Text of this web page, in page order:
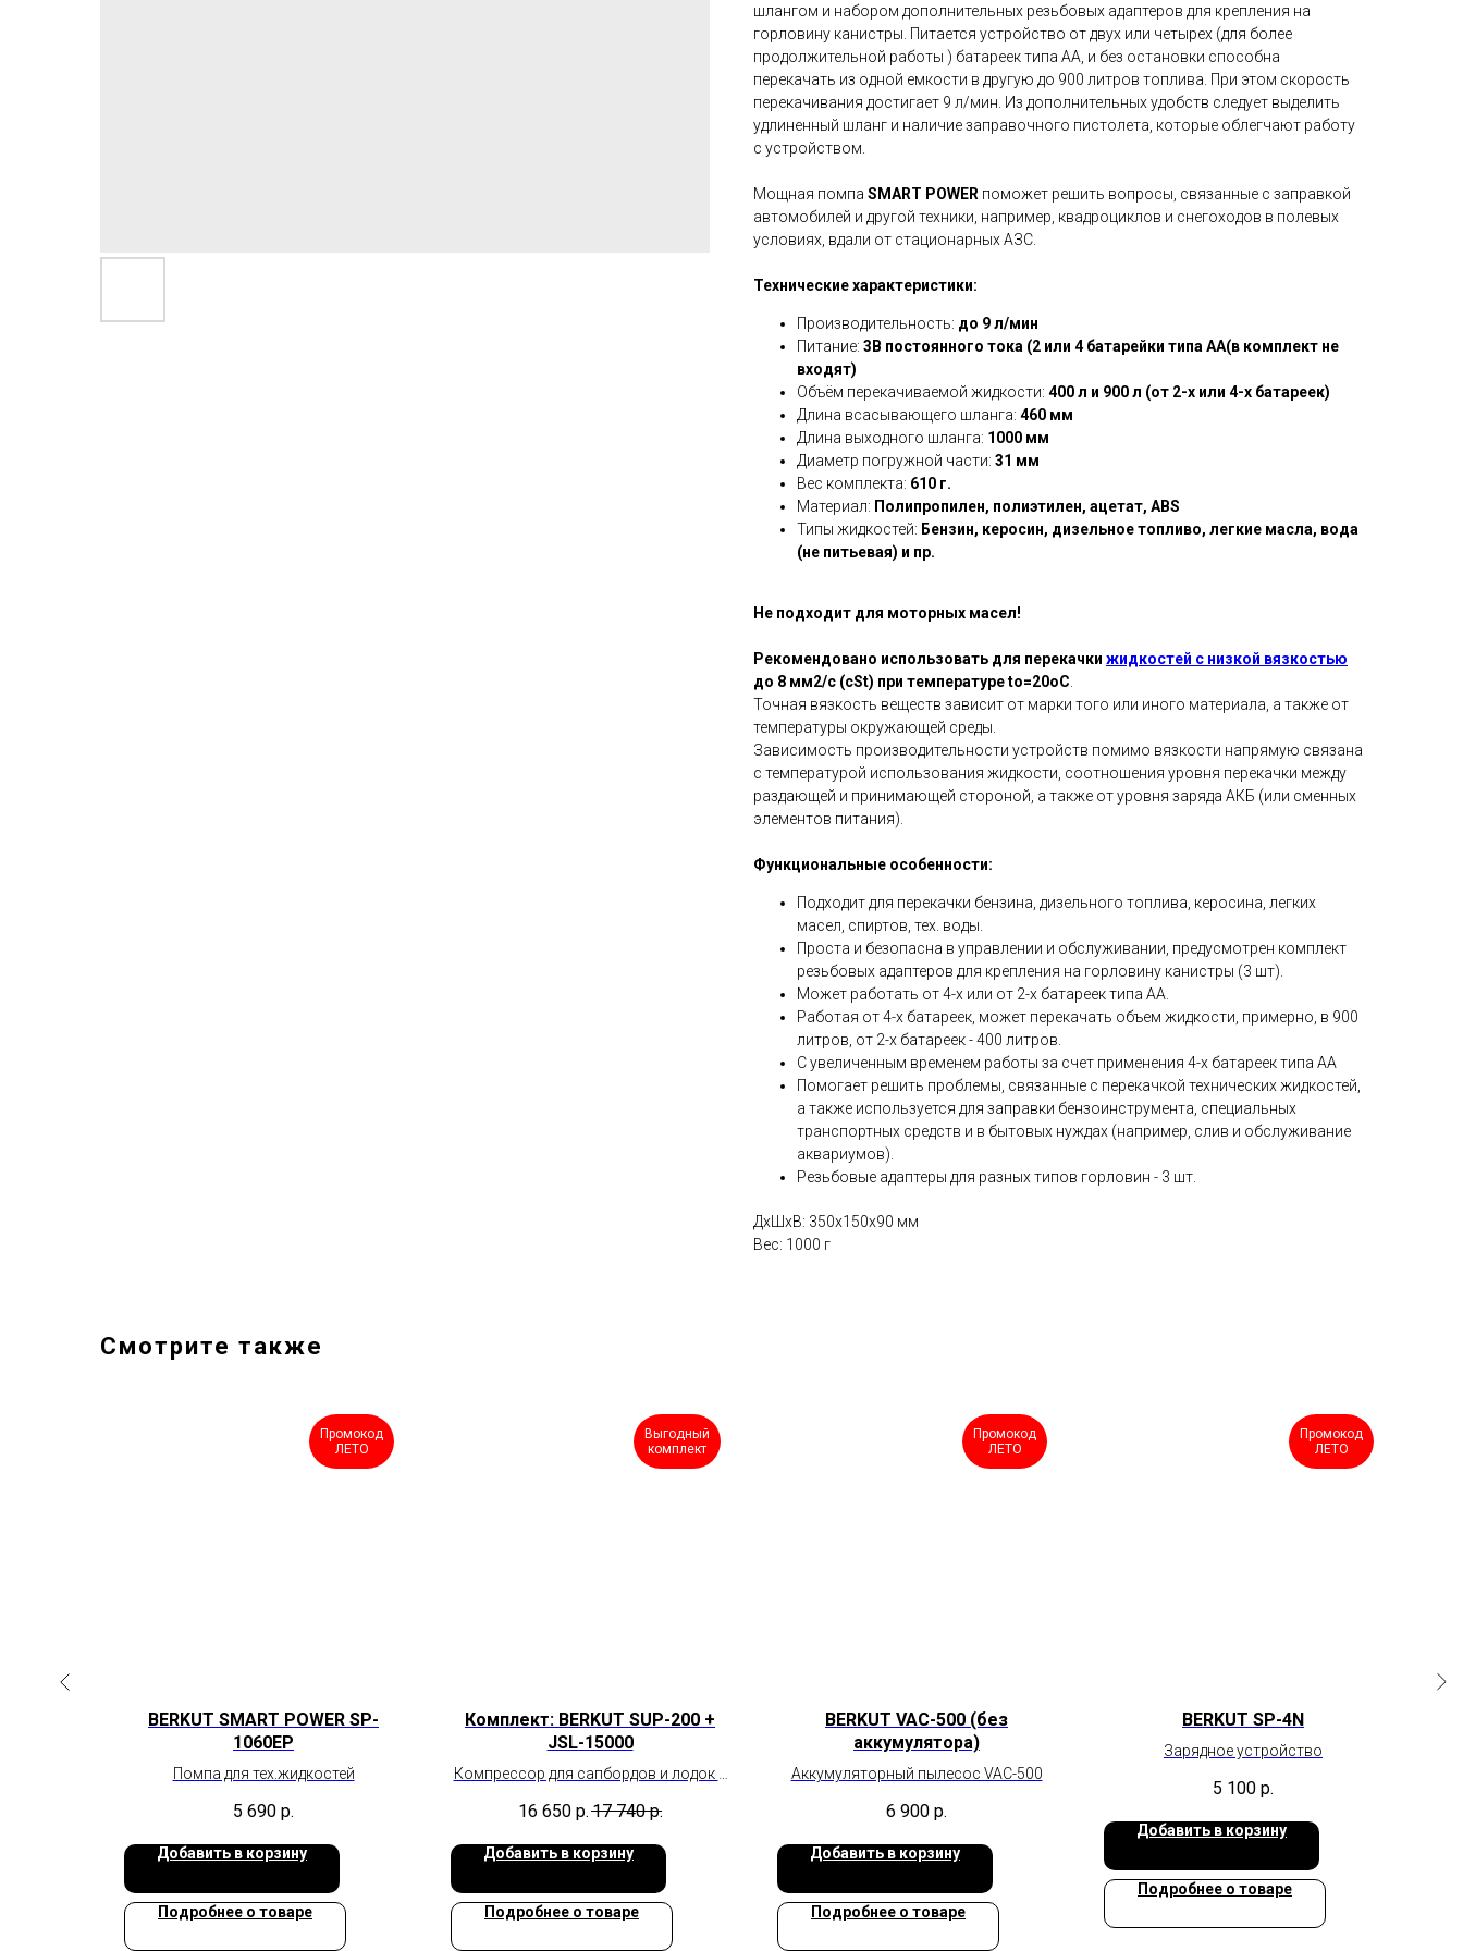
шлангом и набором дополнительных резьбовых адаптеров для крепления на
горловину канистры. Питается устройство от двух или четырех (для более
продолжительной работы ) батареек типа AA, и без остановки способна
перекачать из одной емкости в другую до 900 литров топлива. При этом скорость
перекачивания достигает 9 л/мин. Из дополнительных удобств следует выделить
удлиненный шланг и наличие заправочного пистолета, которые облегчают работу
с устройством.
Мощная помпа SMART POWER поможет решить вопросы, связанные с заправкой
автомобилей и другой техники, например, квадроциклов и снегоходов в полевых
условиях, вдали от стационарных АЗС.
Технические характеристики:
Производительность: до 9 л/мин
Питание: 3В постоянного тока (2 или 4 батарейки типа AA(в комплект не
входят)
Объём перекачиваемой жидкости: 400 л и 900 л (от 2-x или 4-x батареек)
Длина всасывающего шланга: 460 мм
Длина выходного шланга: 1000 мм
Диаметр погружной части: 31 мм
Вес комплекта: 610 г.
Материал: Полипропилен, полиэтилен, ацетат, ABS
Типы жидкостей: Бензин, керосин, дизельное топливо, легкие масла, вода
(не питьевая) и пр.
Не подходит для моторных масел!
Рекомендовано использовать для перекачки жидкостей с низкой вязкостью
до 8 мм2/с (сSt) при температуре to=20oC.
Точная вязкость веществ зависит от марки того или иного материала, а также от
температуры окружающей среды.
Зависимость производительности устройств помимо вязкости напрямую связана
с температурой использования жидкости, соотношения уровня перекачки между
раздающей и принимающей стороной, а также от уровня заряда АКБ (или сменных
элементов питания).
Функциональные особенности:
Подходит для перекачки бензина, дизельного топлива, керосина, легких
масел, спиртов, тех. воды.
Проста и безопасна в управлении и обслуживании, предусмотрен комплект
резьбовых адаптеров для крепления на горловину канистры (3 шт).
Может работать от 4-х или от 2-х батареек типа АА.
Работая от 4-х батареек, может перекачать объем жидкости, примерно, в 900
литров, от 2-х батареек - 400 литров.
С увеличенным временем работы за счет применения 4-х батареек типа АА
Помогает решить проблемы, связанные с перекачкой технических жидкостей,
а также используется для заправки бензоинструмента, специальных
транспортных средств и в бытовых нуждах (например, слив и обслуживание
аквариумов).
Резьбовые адаптеры для разных типов горловин - 3 шт.
ДxШxВ: 350x150x90 мм
Вес: 1000 г
Смотрите также
Промокод
ЛЕТО
BERKUT SMART POWER SP-
1060EP
Помпа для тех.жидкостей
5 690 р.
Добавить в корзину
Подробнее о товаре
Выгодный
комплект
Комплект: BERKUT SUP-200 +
JSL-15000
Компрессор для сапбордов и лодок и
16 650 р.17 740 р.
Добавить в корзину
Подробнее о товаре
Промокод
ЛЕТО
BERKUT VAC-500 (без
аккумулятора)
Аккумуляторный пылесос VAC-500
6 900 р.
Добавить в корзину
Подробнее о товаре
Промокод
ЛЕТО
BERKUT SP-4N
Зарядное устройство
5 100 р.
Добавить в корзину
Подробнее о товаре